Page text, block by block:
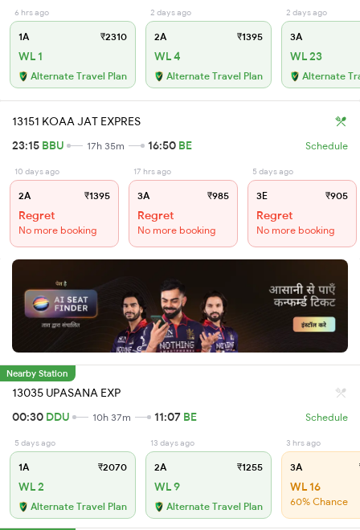
6 hrs ago
1A ₹2310
WL 1
Alternate Travel Plan
2 days ago
2A ₹1395
WL 4
Alternate Travel Plan
2 days ago
3A
WL 23
Alternate
13151 KOAA JAT EXPRES
23:15 BBU 17h 35m 16:50 BE Schedule
10 days ago
2A ₹1395
Regret
No more booking
17 hrs ago
3A ₹985
Regret
No more booking
5 days ago
3E ₹905
Regret
No more booking
Nearby Station
13035 UPASANA EXP
00:30 DDU 10h 37m 11:07 BE Schedule
5 days ago
1A ₹2070
WL 2
Alternate Travel Plan
13 days ago
2A ₹1255
WL 9
Alternate Travel Plan
3 hrs ago
3A
WL 16
60% Chance